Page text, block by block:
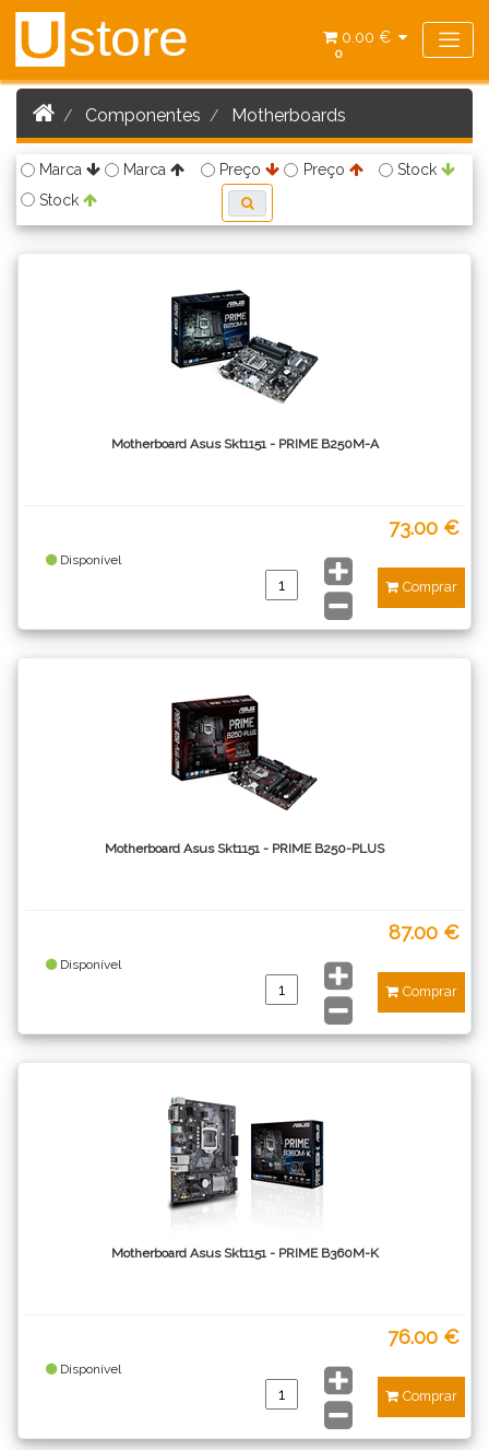
Ustore 0.00 €
0
Componentes Motherboards
Marca Marca Preço Preço
Stock
Stock
Motherboard Asus Skt1151 - PRIME B250M-A
73.00 €
Disponível
Comprar
Motherboard Asus Skt1151 - PRIME B250-PLUS
87.00 €
Disponível
Comprar
Motherboard Asus Skt1151 - PRIME B360M-K
76.00 €
Disponível
Comprar